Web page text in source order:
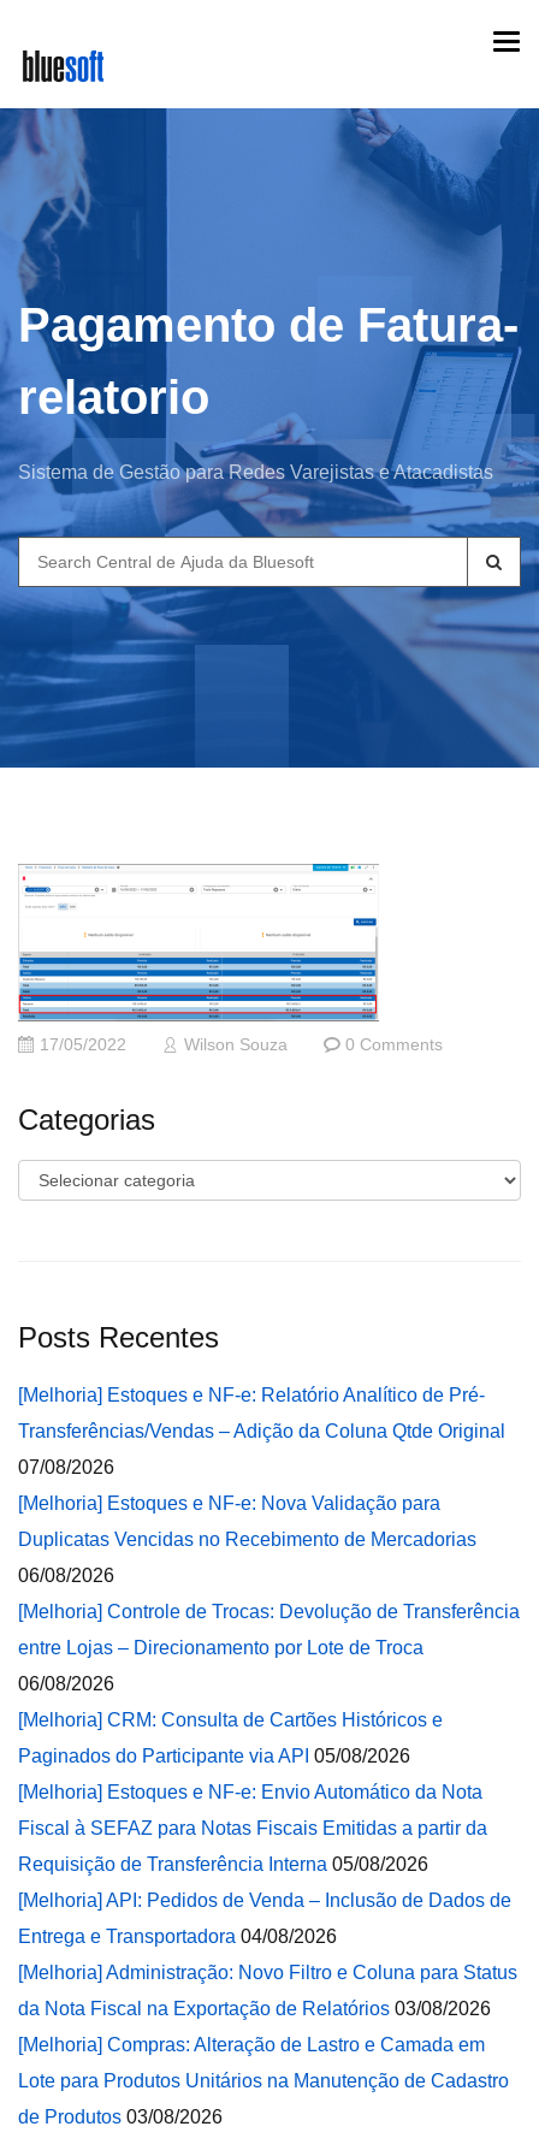
main
content
Pagamento de Fatura-
relatorio
Sistema de Gestão para Redes Varejistas e Atacadistas
Search
for:
17/05/2022 Wilson Souza 0 Comments
Categorias
Categorias
Posts Recentes
[Melhoria] Estoques e NF-e: Relatório Analítico de Pré-
Transferências/Vendas – Adição da Coluna Qtde Original
07/08/2026
[Melhoria] Estoques e NF-e: Nova Validação para
Duplicatas Vencidas no Recebimento de Mercadorias
06/08/2026
[Melhoria] Controle de Trocas: Devolução de Transferência
entre Lojas – Direcionamento por Lote de Troca
06/08/2026
[Melhoria] CRM: Consulta de Cartões Históricos e
Paginados do Participante via API 05/08/2026
[Melhoria] Estoques e NF-e: Envio Automático da Nota
Fiscal à SEFAZ para Notas Fiscais Emitidas a partir da
Requisição de Transferência Interna 05/08/2026
[Melhoria] API: Pedidos de Venda – Inclusão de Dados de
Entrega e Transportadora 04/08/2026
[Melhoria] Administração: Novo Filtro e Coluna para Status
da Nota Fiscal na Exportação de Relatórios 03/08/2026
[Melhoria] Compras: Alteração de Lastro e Camada em
Lote para Produtos Unitários na Manutenção de Cadastro
de Produtos 03/08/2026